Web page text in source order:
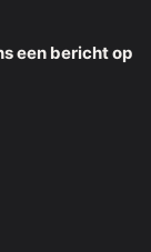
een bericht op